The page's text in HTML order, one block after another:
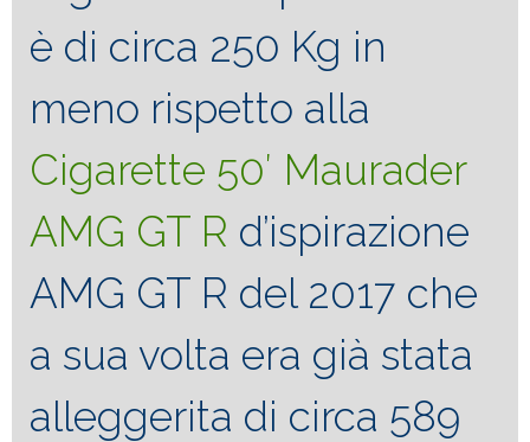
è di circa 250 Kg in
meno rispetto alla
Cigarette 50′ Maurader
AMG GT R d’ispirazione
AMG GT R del 2017 che
a sua volta era già stata
alleggerita di circa 589